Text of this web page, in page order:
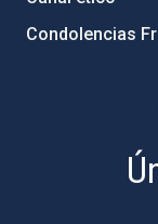
Condolencias